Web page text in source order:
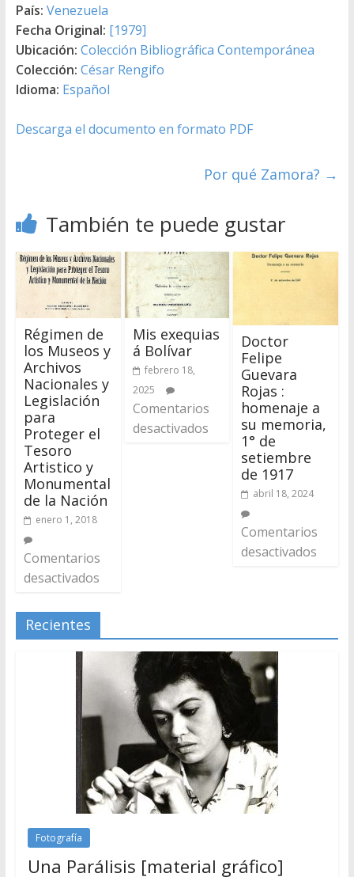
País: Venezuela
Fecha Original: [1979]
Ubicación: Colección Bibliográfica Contemporánea
Colección: César Rengifo
Idioma: Español
Descarga el documento en formato PDF
Por qué Zamora? →
También te puede gustar
Régimen de
los Museos y
Archivos
Nacionales y
Legislación
para
Proteger el
Tesoro
Artistico y
Monumental
de la Nación
enero 1, 2018
Comentarios
desactivados
Mis exequias
á Bolívar
febrero 18,
2025
Comentarios
desactivados
Doctor
Felipe
Guevara
Rojas :
homenaje a
su memoria,
1° de
setiembre
de 1917
abril 18, 2024
Comentarios
desactivados
Recientes
Fotografía
Una Parálisis [material gráfico]